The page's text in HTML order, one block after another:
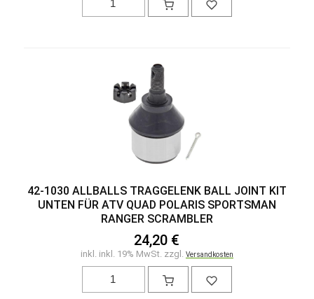
42-1030 ALLBALLS TRAGGELENK BALL JOINT KIT
UNTEN FÜR ATV QUAD POLARIS SPORTSMAN
RANGER SCRAMBLER
24,20 €
inkl. inkl. 19% MwSt. zzgl. Versandkosten